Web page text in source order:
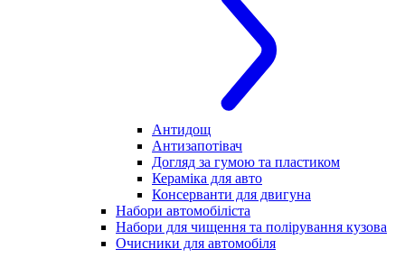
Антидощ
Антизапотівач
Догляд за гумою та пластиком
Кераміка для авто
Консерванти для двигуна
Набори автомобіліста
Набори для чищення та полірування кузова
Очисники для автомобіля